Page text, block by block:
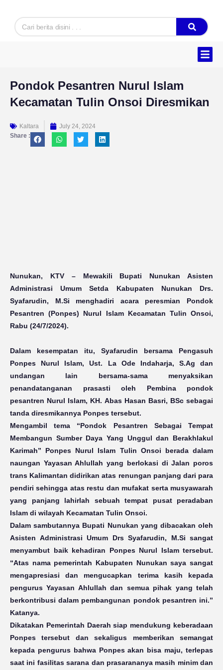
content
Search
Pondok Pesantren Nurul Islam
Kecamatan Tulin Onsoi Diresmikan
Kaltara
July 24, 2024
Share :
Nunukan, KTV– Mewakili Bupati Nunukan Asisten
Administrasi Umum Setda Kabupaten Nunukan Drs.
Syafarudin, M.Si menghadiri acara peresmian Pondok
Pesantren (Ponpes) Nurul Islam Kecamatan Tulin Onsoi,
Rabu (24/7/2024).
Dalam kesempatan itu, Syafarudin bersama Pengasuh
Ponpes Nurul Islam, Ust. La Ode Indaharja, S.Ag dan
undangan lain bersama-sama menyaksikan
penandatanganan prasasti oleh Pembina pondok
pesantren Nurul Islam, KH. Abas Hasan Basri, BSc sebagai
tanda diresmikannya Ponpes tersebut.
Mengambil tema “Pondok Pesantren Sebagai Tempat
Membangun Sumber Daya Yang Unggul dan Berakhlakul
Karimah” Ponpes Nurul Islam Tulin Onsoi berada dalam
naungan Yayasan Ahlullah yang berlokasi di Jalan poros
trans Kalimantan didirikan atas renungan panjang dari para
pendiri sehingga atas restu dan mufakat serta musyawarah
yang panjang lahirlah sebuah tempat pusat peradaban
Islam di wilayah Kecamatan Tulin Onsoi.
Dalam sambutannya Bupati Nunukan yang dibacakan oleh
Asisten Administrasi Umum Drs Syafarudin, M.Si sangat
menyambut baik kehadiran Ponpes Nurul Islam tersebut.
“Atas nama pemerintah Kabupaten Nunukan saya sangat
mengapresiasi dan mengucapkan terima kasih kepada
pengurus Yayasan Ahlullah dan semua pihak yang telah
berkontribusi dalam pembangunan pondok pesantren ini.”
Katanya.
Dikatakan Pemerintah Daerah siap mendukung keberadaan
Ponpes tersebut dan sekaligus memberikan semangat
kepada pengurus bahwa Ponpes akan bisa maju, terlepas
saat ini fasilitas sarana dan prasarananya masih minim dan